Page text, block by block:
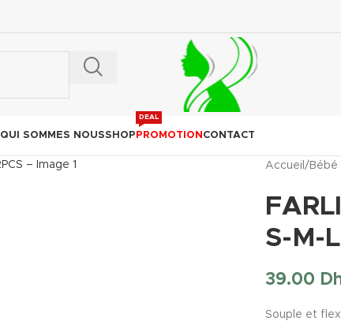
QUI SOMMES NOUSSHOP PROMOTION
DEAL
CONTACT
Accueil / Bébé
S-M-
39.00
Souple et